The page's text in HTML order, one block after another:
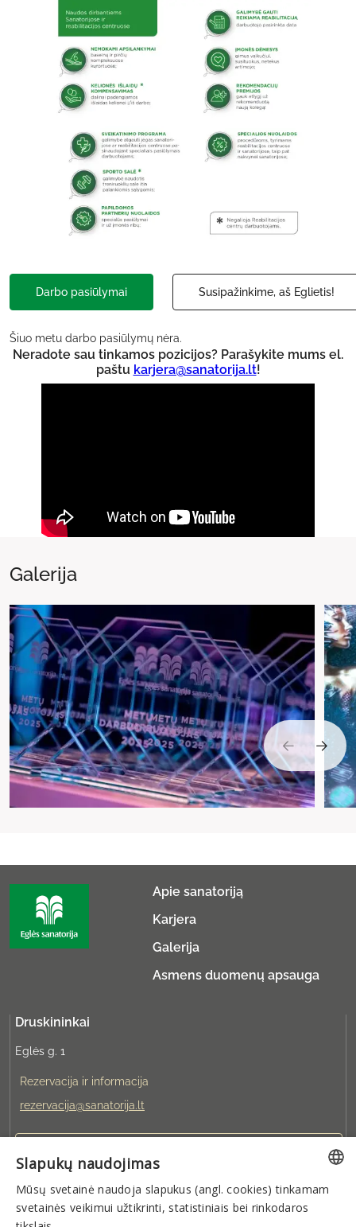
Darbo pasiūlymai Susipažinkime, aš Eglietis!
Šiuo metu darbo pasiūlymų nėra.
Neradote sau tinkamos pozicijos? Parašykite mums el.
paštu karjera@sanatorija.lt!
Galerija
Apie sanatoriją
Karjera
Galerija
Asmens duomenų apsauga
Druskininkai
Eglės g. 1
Rezervacija ir informacija
rezervacija@sanatorija.lt
Galite rezervuoti:
I-V 8:00-19:00
LITHUANIAN
Slapukų naudojimas
Mūsų svetainė naudoja slapukus (angl. cookies) tinkamam
svetainės veikimui užtikrinti, statistiniais bei rinkodaros